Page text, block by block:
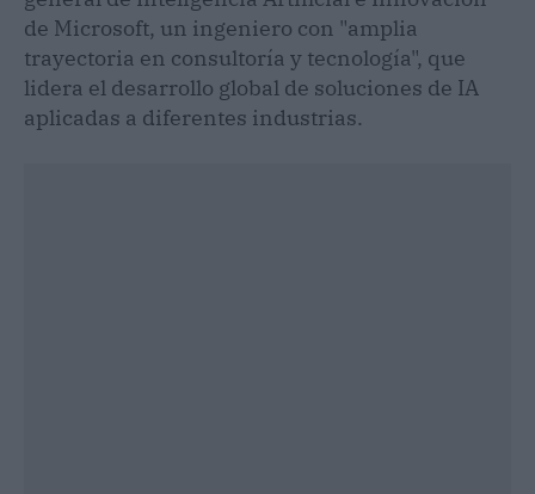
de Microsoft, un ingeniero con "amplia
trayectoria en consultoría y tecnología", que
lidera el desarrollo global de soluciones de IA
aplicadas a diferentes industrias.